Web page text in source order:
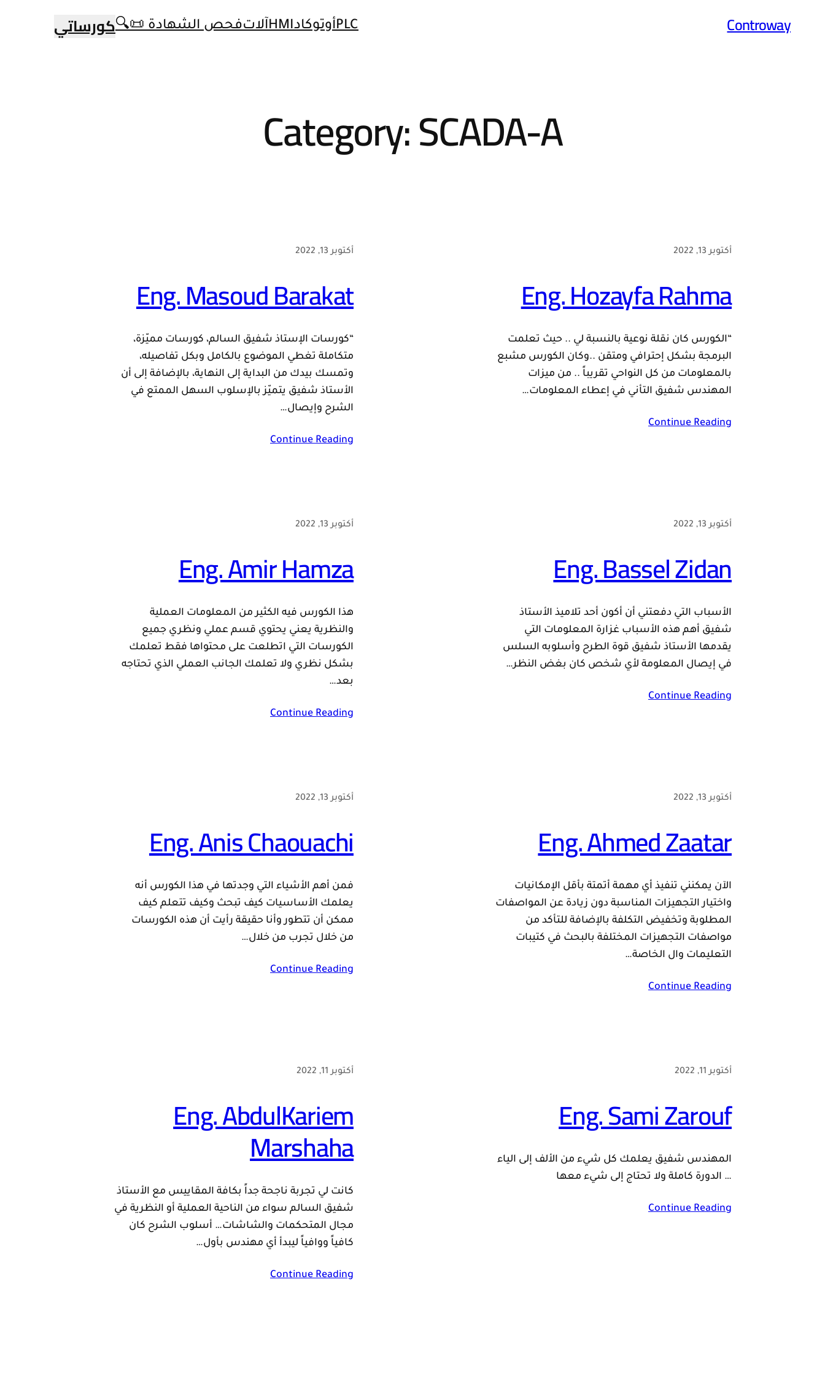
Controway
PLCأوتوكادHMIآلاتفحص الشهادة 📜🔍كورساتي
Category:SCADA-A
أكتوبر 13, 2022
Eng. Hozayfa Rahma
“الكورس كان نقلة نوعية بالنسبة لي .. حيث تعلمت
البرمجة بشكل إحترافي ومتقن ..وكان الكورس مشبع
بالمعلومات من كل النواحي تقريباً .. من ميزات
المهندس شفيق التأني في إعطاء المعلومات…
Continue Reading
أكتوبر 13, 2022
Eng. Masoud Barakat
“كورسات الإستاذ شفيق السالم، كورسات مميّزة،
متكاملة تغطي الموضوع بالكامل وبكل تفاصيله،
وتمسك بيدك من البداية إلى النهاية، بالإضافة إلى أن
الأستاذ شفيق يتميّز بالإسلوب السهل الممتع في
الشرح وإيصال…
Continue Reading
أكتوبر 13, 2022
Eng. Bassel Zidan
الأسباب التي دفعتني أن أكون أحد تلاميذ الأستاذ
شفيق أهم هذه الأسباب غزارة المعلومات التي
يقدمها الأستاذ شفيق قوة الطرح وأسلوبه السلس
في إيصال المعلومة لأي شخص كان بغض النظر…
Continue Reading
أكتوبر 13, 2022
Eng. Amir Hamza
هذا الكورس فيه الكثير من المعلومات العملية
والنظرية يعني يحتوي قسم عملي ونظري جميع
الكورسات التي اتطلعت على محتواها فقط تعلمك
بشكل نظري ولا تعلمك الجانب العملي الذي تحتاجه
بعد…
Continue Reading
أكتوبر 13, 2022
Eng. Ahmed Zaatar
الآن يمكنني تنفيذ أي مهمة أتمتة بأقل الإمكانيات
واختيار التجهيزات المناسبة دون زيادة عن المواصفات
المطلوبة وتخفيض التكلفة بالإضافة للتأكد من
مواصفات التجهيزات المختلفة بالبحث في كتيبات
التعليمات وال الخاصة…
Continue Reading
أكتوبر 13, 2022
Eng. Anis Chaouachi
فمن أهم الأشياء التي وجدتها في هذا الكورس أنه
يعلمك الأساسيات كيف تبحث وكيف تتعلم كيف
ممكن أن تتطور وأنا حقيقة رأيت أن هذه الكورسات
من خلال تجرب من خلال…
Continue Reading
أكتوبر 11, 2022
Eng. Sami Zarouf
المهندس شفيق يعلمك كل شيء من الألف إلى الياء
… الدورة كاملة ولا تحتاج إلى شيء معها
Continue Reading
أكتوبر 11, 2022
Eng. AbdulKariem
Marshaha
كانت لي تجربة ناجحة جداً بكافة المقاييس مع الأستاذ
شفيق السالم سواء من الناحية العملية أو النظرية في
مجال المتحكمات والشاشات… أسلوب الشرح كان
كافياً ووافياً ليبدأ أي مهندس بأول…
Continue Reading